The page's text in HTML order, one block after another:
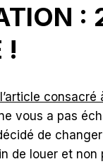
:
!
consacré
vous a pas
de
de louer et non